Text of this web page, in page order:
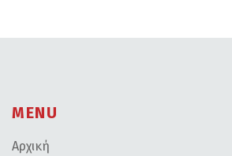
MENU
Αρχική